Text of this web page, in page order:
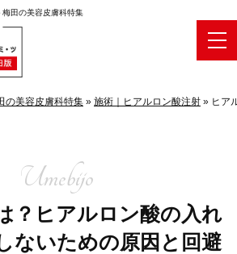
田の美容皮膚科特集
の美容皮膚科特集 » 施術｜ヒアルロン酸注射 » ヒア
？ヒアルロン酸の入れ
ないための原因と回避